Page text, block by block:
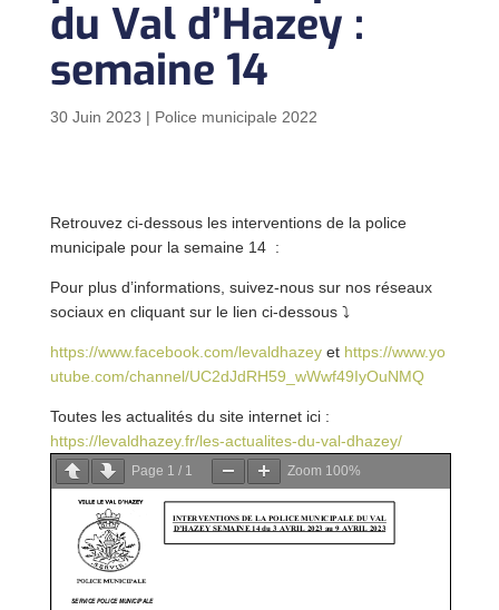
du Val d’Hazey :
semaine 14
30 Juin 2023 | Police municipale 2022
Retrouvez ci-dessous les interventions de la police
municipale pour la semaine 14 :
Pour plus d’informations, suivez-nous sur nos réseaux
sociaux en cliquant sur le lien ci-dessous ⤵
https://www.facebook.com/levaldhazeyet https://www.yo
utube.com/channel/UC2dJdRH59_wWwf49IyOuNMQ
Toutes les actualités du site internet ici :
https://levaldhazey.fr/les-actualites-du-val-dhazey/
Page 1 / 1 Zoom 100%